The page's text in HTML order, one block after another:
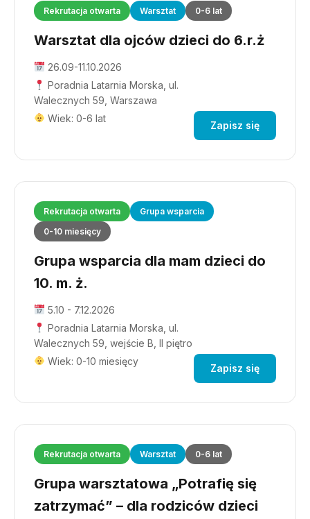
Rekrutacja otwarta Warsztat 0-6 lat
Warsztat dla ojców dzieci do 6.r.ż
26.09-11.10.2026
Poradnia Latarnia Morska, ul.
Walecznych 59, Warszawa
Wiek: 0-6 lat
Zapisz się
Rekrutacja otwarta
Grupa wsparcia
0-10 miesięcy
Grupa wsparcia dla mam dzieci do
10. m. ż.
5.10 - 7.12.2026
Poradnia Latarnia Morska, ul.
Walecznych 59, wejście B, II piętro
Wiek: 0-10 miesięcy
Zapisz się
Rekrutacja otwarta Warsztat 0-6 lat
Grupa warsztatowa „Potrafię się
zatrzymać” – dla rodziców dzieci